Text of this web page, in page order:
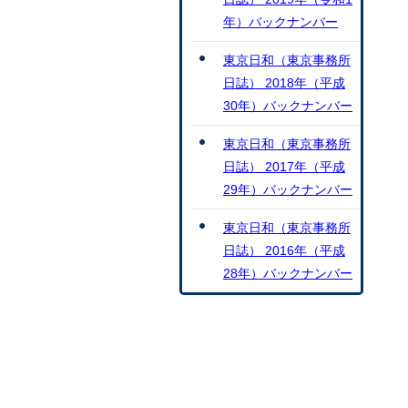
年）バックナンバー
東京日和（東京事務所
日誌） 2018年（平成
30年）バックナンバー
東京日和（東京事務所
日誌） 2017年（平成
29年）バックナンバー
東京日和（東京事務所
日誌） 2016年（平成
28年）バックナンバー